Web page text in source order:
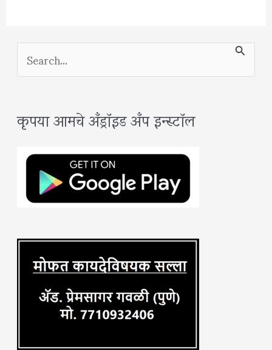
S
e
r
c
:
कृपया आमचे अँड्रॉइड अँप इन्स्टॉल